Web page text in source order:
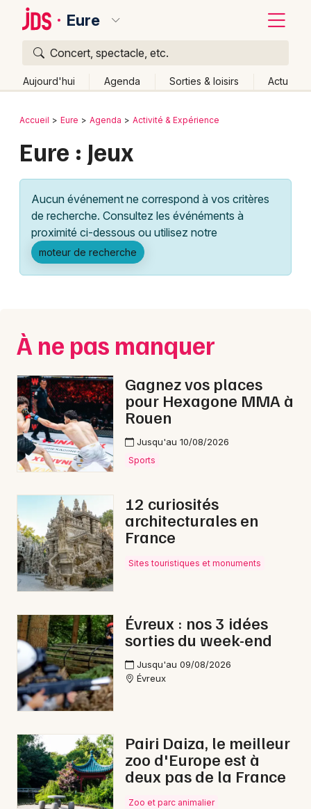
Eure
Concert, spectacle, etc.
Aujourd'hui Agenda Sorties & loisirs Actu
Publier un événement
Grands événements
Activité & Expérience
Manifestations
Spectacles
Concerts
Sports
Soirées
Sorties famille
Expos
Sorties & loisirs
Jeux en Haute-Normandie
Newsletter des sorties
Actus dans l' Eure
Magazine dans l' Eure
Bordeaux
Lille
Lyon
Marseille
Nantes
Nice
Paris
Strasbourg
Toulouse
Retour
Accueil Eure Agenda Activité & Expérience
Eure : Jeux
Aucun événement ne correspond à vos critères
de recherche. Consultez les événéments à
proximité ci-dessous ou utilisez notre
moteur de recherche
À ne pas manquer
Gagnez vos places
pour Hexagone MMA à
Rouen
Jusqu'au 10/08/2026
Sports
12 curiosités
architecturales en
France
Sites touristiques et monuments
Évreux : nos 3 idées
sorties du week-end
Jusqu'au 09/08/2026
Évreux
Pairi Daiza, le meilleur
zoo d'Europe est à
deux pas de la France
Zoo et parc animalier
Quoi ?
Où ?
Changer de lieu
Quand ?
Effacer les dates
Aujourd'hui
Demain Ce week-end Autre